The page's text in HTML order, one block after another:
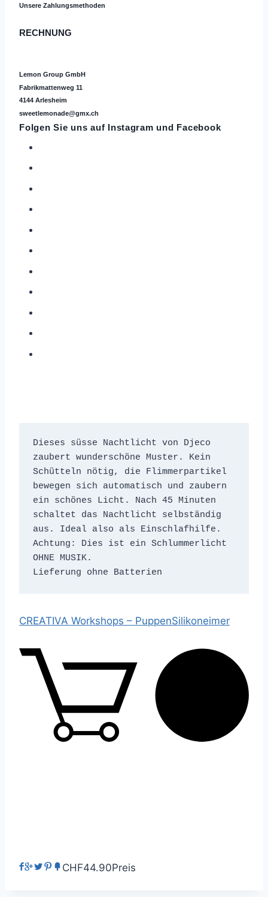
Unsere Zahlungsmethoden
RECHNUNG
Lemon Group GmbH
Fabrikmattenweg 11
4144 Arlesheim
sweetlemonade@gmx.ch
Folgen Sie uns auf Instagram und Facebook
Dieses süsse Nachtlicht von Djeco
zaubert wunderschöne Muster. Kein
Schütteln nötig, die Flimmerpartikel
bewegen sich automatisch und zaubern
ein schönes Licht. Nach 45 Minuten
schaltet das Nachtlicht selbständig
aus. Ideal also als Einschlafhilfe.
Achtung: Dies ist ein Schlummerlicht
OHNE MUSIK.
Lieferung ohne Batterien
CREATIVA Workshops – PuppenSilikoneimer
CHF44.90Preis